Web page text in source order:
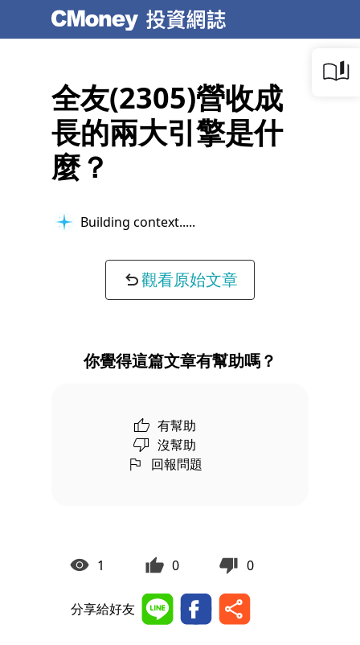
全友(2305)營收成
長的兩大引擎是什
麼？
Building context...
觀看原始文章
你覺得這篇文章有幫助嗎？
有幫助
沒幫助
回報問題
1 0 0
分享給好友